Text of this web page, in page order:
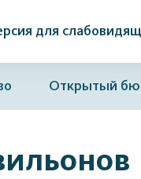
для
Открытый